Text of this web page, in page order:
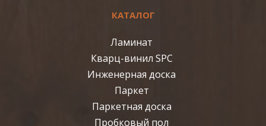
КАТАЛОГ
Ламинат
Кварц-винил SPC
Инженерная доска
Паркет
Паркетная доска
Пробковый пол